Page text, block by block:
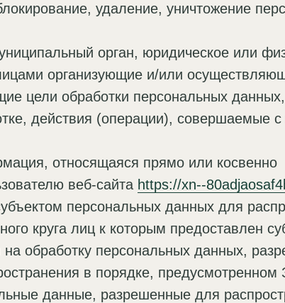
удаление, уничтожение
орган, юридическое или
организующие и/или
цели обработки персональных данных,
действия (операции), совершаемые
относящаяся прямо или косвенно
веб-сайта https://xn--
персональных данных для
круга лиц к которым предоставлен
обработку персональных данных,
в порядке, предусмотренном
данные, разрешенные для